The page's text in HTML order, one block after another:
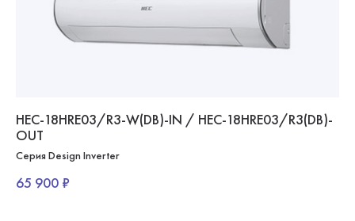
HEC-18HRE03/R3-W(DB)-IN / HEC-18HRE03/R3(DB)-
OUT
Серия Design Inverter
65 900 ₽